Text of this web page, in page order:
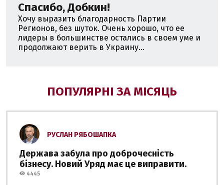
Спасибо, Добкин!
Хочу выразить благодарность Партии
Регионов, без шуток. Очень хорошо, что ее
лидеры в большинстве остались в своем уме и
продолжают верить в Украину...
ПОПУЛЯРНІ ЗА МІСЯЦЬ
РУСЛАН РЯБОШАПКА
Держава забула про доброчесність
бізнесу. Новий Уряд має це виправити.
4445